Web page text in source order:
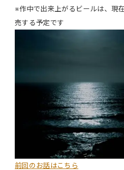
※作中で出来上がるビールは、現
売する予定です
前回のお話はこちら